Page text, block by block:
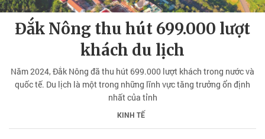
Đắk Nông thu hút 699.000 lượt
khách du lịch
Năm 2024, Đắk Nông đã thu hút 699.000 lượt khách trong nước và
quốc tế. Du lịch là một trong những lĩnh vực tăng trưởng ổn định
nhất của tỉnh
KINH TẾ